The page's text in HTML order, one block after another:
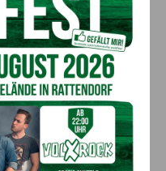
in Gold für Herwig
wird heute gespielt –
von gestern Abend